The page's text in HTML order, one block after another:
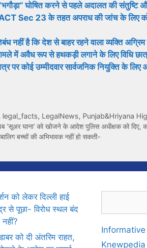
“भगौड़ा” घोषित करने से पहले अदालत की संतुष्टि
Sec 23 के तहत अपराध की जांच के लिए
नहीं है कि देश से बाहर रहने वाला व्यक्ति
में अवैध रूप से हथकड़ी लगाने के लिए विधि
पर कोई उम्मीदवार सार्वजनिक नियुक्ति के
legal_facts, LegalNews, Punjab&Hriyana
‘सूअर घाना’ को खोजने के आदेश पुलिस अधीक्षक को दिए,
बच्चों की अभिभावक नहीं हो सकती-
को लेकर दिल्ली हाई
से पूछा- विरोध स्थल बंद
को दी अंतरिम राहत,
Informative
Knewpedia